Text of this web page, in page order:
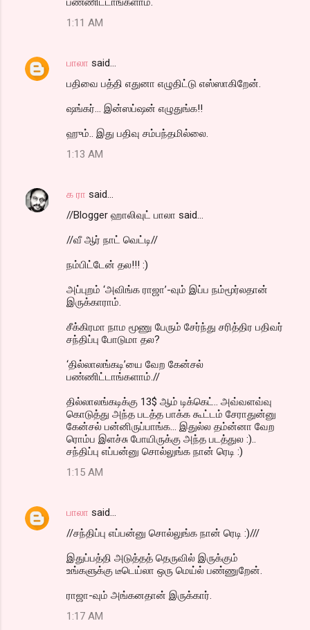
1:11 AM
பாலா said…
பதிவை பத்தி எதுனா எழுதிட்டு எஸ்ஸாகிறேன்.
ஷங்கர்... இன்ஸப்ஷன் எழுதுங்க!!
ஹும்.. இது பதிவு சம்பந்தமில்லை.
1:13 AM
க ரா said…
//Blogger ஹாலிவுட் பாலா said...
//வீ ஆர் நாட் வெட்டி//
நம்பிட்டேன் தல!!! :)
அப்புறம் ‘அவிங்க ராஜா’-வும் இப்ப நம்மூர்லதான்
இருக்காராம்.
சீக்கிரமா நாம மூணு பேரும் சேர்ந்து சரித்திர பதிவர்
சந்திப்பு போடுமா தல?
‘தில்லாலங்கடி’யை வேற கேன்சல்
பண்ணிட்டாங்களாம்.//
தில்லாலங்கடிக்கு 13$ ஆம் டிக்கெட்.. அவ்வளவ்வு
கொடுத்து அந்த படத்த பாக்க கூட்டம் சேராதுன்னு
கேன்சல் பன்னிருப்பாங்க... இதுல்ல தம்ன்னா வேற
ரொம்ப இளச்சு போயிருக்கு அந்த படத்துல :)..
சந்திப்பு எப்பன்னு சொல்லுங்க நான் ரெடி :)
1:15 AM
பாலா said…
//சந்திப்பு எப்பன்னு சொல்லுங்க நான் ரெடி :)///
இதுப்பத்தி அடுத்தத் தெருவில் இருக்கும்
உங்களுக்கு டீடெய்லா ஒரு மெய்ல் பண்ணுறேன்.
ராஜா-வும் அங்கனதான் இருக்கார்.
1:17 AM